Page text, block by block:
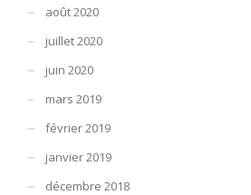
août 2020
juillet 2020
juin 2020
mars 2019
février 2019
janvier 2019
décembre 2018